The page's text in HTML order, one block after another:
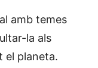
amb temes
la als
el planeta.